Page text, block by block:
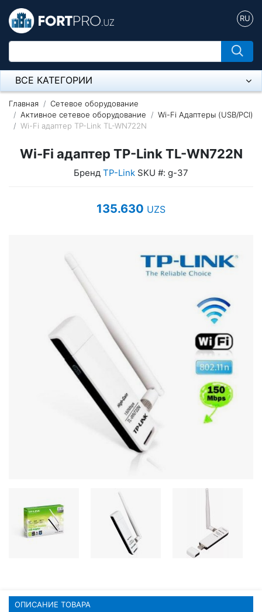
RU
ВСЕ КАТЕГОРИИ
Микрофон
Напольные розетки
Оборудование Mikrotik
Стереосистемы
Серверное оборудование
UPS Источники бесперебойного питания
Мышки и Клавиатуры
Сетевое оборудование
Компьютеры Fujitsu
Главная
Сетевое оборудование
Активное сетевое оборудование
Wi-Fi Адаптеры (USB/PCI)
Wi-Fi адаптер TP-Link TL-WN722N
Wi-Fi адаптер TP-Link TL-WN722N
Бренд TP-Link SKU #: g-37
135.630 UZS
ОПИСАНИЕ ТОВАРА